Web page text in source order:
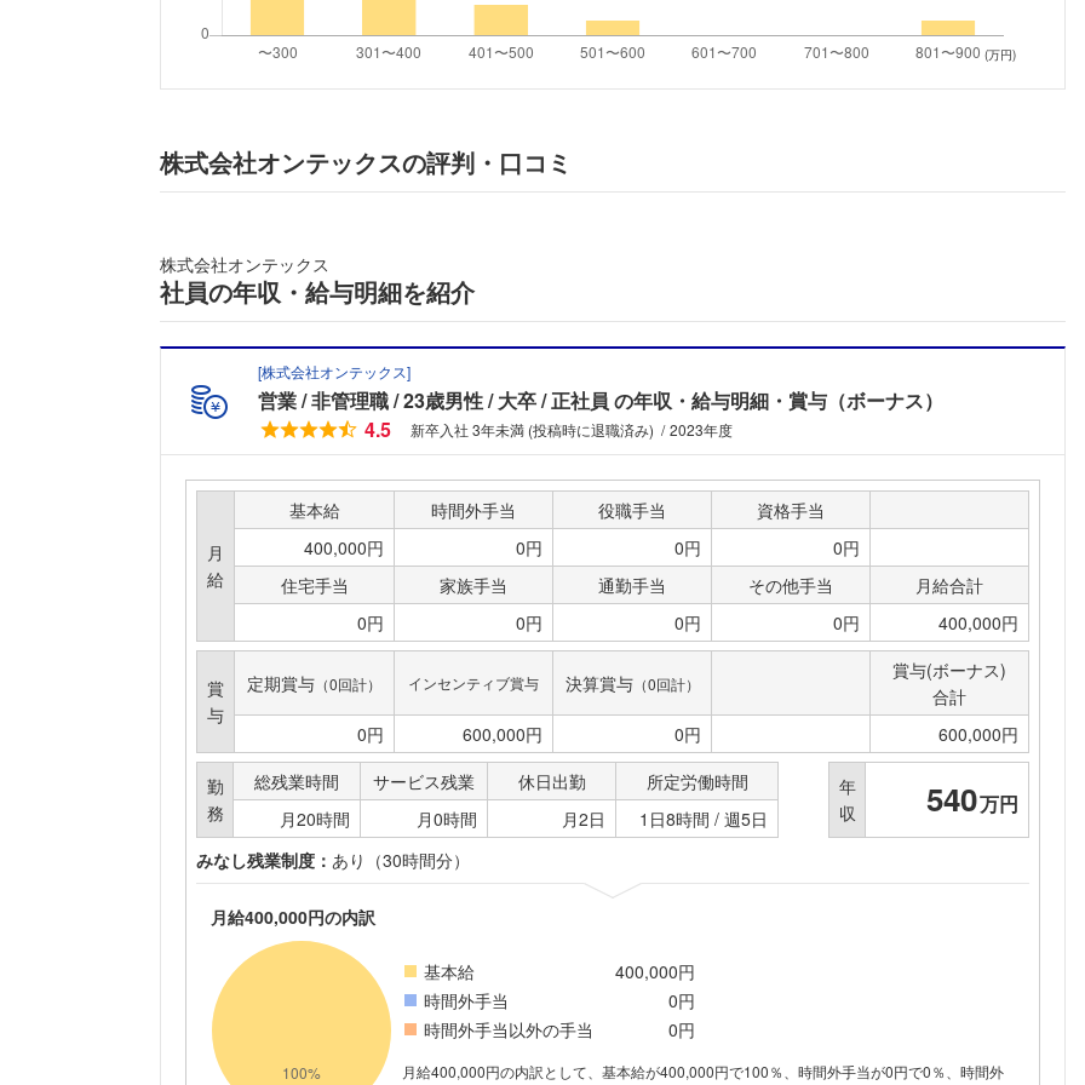
こちらの企業もフォローしませんか？
(万円)
株式会社オンテックスの評判・口コミ
株式会社オンテックス
社員の年収・給与明細を紹介
[株式会社オンテックス]
営業 非管理職 23歳男性 大卒 正社員 の年収・給与明細・賞与（ボーナス）
4.5
新卒入社 3年未満 (投稿時に退職済み) 2023年度
月
給
基本給 時間外手当 役職手当
資格手当
400,000円
0円 0円
0円
住宅手当
家族手当 通勤手当 その他手当
月給合計
0円
0円 0円 0円 400,000円
賞
与
定期賞与 （0回計） インセンティブ賞与 決算賞与（0回計）
賞与(ボーナス)
合計
0円
600,000円 0円 600,000円
勤
務
総残業時間 サービス残業 休日出勤
所定労働時間
月20時間
月0時間 月2日 1日8時間 / 週5日
年
収
540万円
みなし残業制度： あり（30時間分）
月給400,000円の内訳
基本給
400,000円
時間外手当
0円
時間外手当以外の手当
0円
月給400,000円の内訳として、基本給が400,000円で100％、時間外手当が0円で0％、時間外